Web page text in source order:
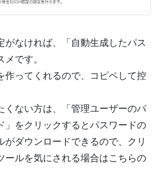
がなければ、「自動生成したパス
です。
作ってくれるので、コピペして控
くない方は、「管理ユーザーのパ
」をクリックするとパスワードの
がダウンロードできるので、クリ
ールを気にされる場合はこちらの